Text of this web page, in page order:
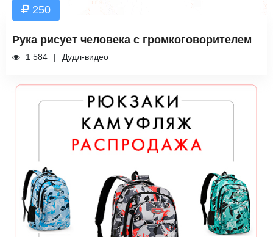
250
Рука рисует человека с громкоговорителем
1 584 Дудл-видео